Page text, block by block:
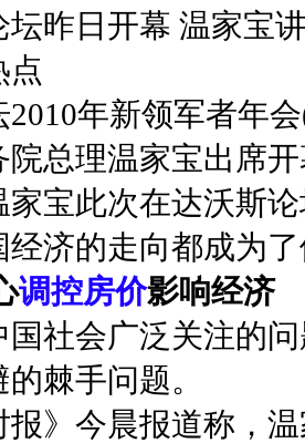
坛昨日开幕 温家宝
点
年新领军者年
院总理温家宝出席
家宝此次在达沃斯
经济的走向都成为
调控房价影响经济
国社会广泛关注的
棘手问题。
报》今晨报道称，